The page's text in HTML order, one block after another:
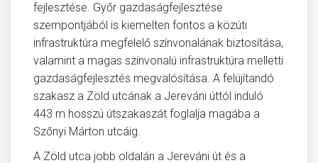
fejlesztése. Győr gazdaságfejlesztése
szempontjából is kiemelten fontos a közúti
infrastruktúra megfelelő színvonalának biztosítása,
valamint a magas színvonalú infrastruktúra melletti
gazdaságfejlesztés megvalósítása. A felújítandó
szakasz a Zöld utcának a Jereváni úttól induló
443 m hosszú útszakaszát foglalja magába a
Szőnyi Márton utcáig.
A Zöld utca jobb oldalán a Jereváni út és a